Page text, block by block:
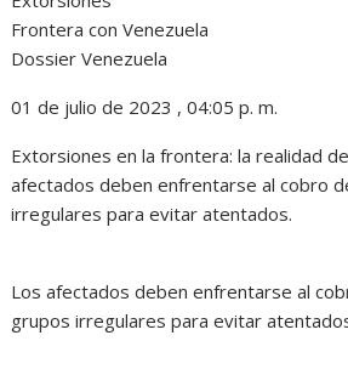
Frontera con Venezuela
Dossier Venezuela
01 de julio de 2023 , 04:05 p. m.
Extorsiones en la frontera: la realidad
afectados deben enfrentarse al cobro
irregulares para evitar atentados.
Los afectados deben enfrentarse al
grupos irregulares para evitar